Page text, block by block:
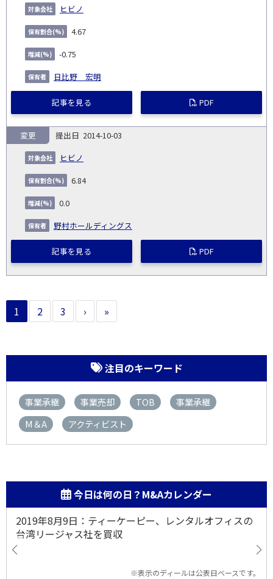
ヒビノ
4.67
-0.75
日比野 宏明
記事を見る PDF
2014-10-03
ヒビノ
変更
6.84
0.0
野村ホールディングス
記事を見る PDF
1 2 3 › »
注目のキーワード
事業承継 事業売却 TOB
事業承継
M＆A
アクティビスト
今日は何の日？M&Aカレンダー
2019年8月9日：ティーケーピー、レンタルオフィスの
台湾リージャス社を買収
※表示のディールは公表日ベースです。